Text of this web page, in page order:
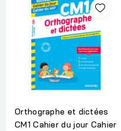
Orthographe et dictées
CM1 Cahier du jour Cahier